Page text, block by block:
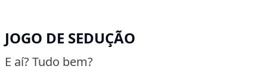
JOGO DE SEDUÇÃO
E aí? Tudo bem?